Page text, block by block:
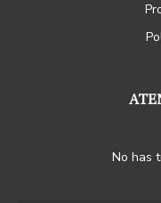
No has